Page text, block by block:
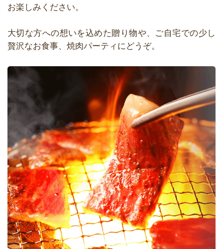
お楽しみください。
大切な方への想いを込めた贈り物や、ご自宅での少し
贅沢なお食事、焼肉パーティにどうぞ。